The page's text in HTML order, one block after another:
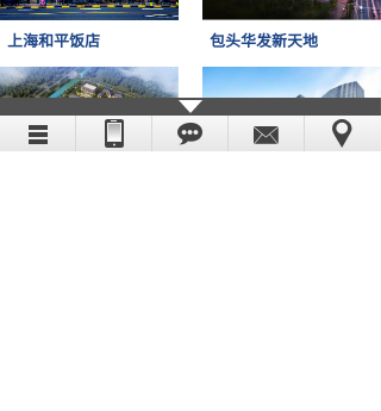
上海和平饭店 包头华发新天地